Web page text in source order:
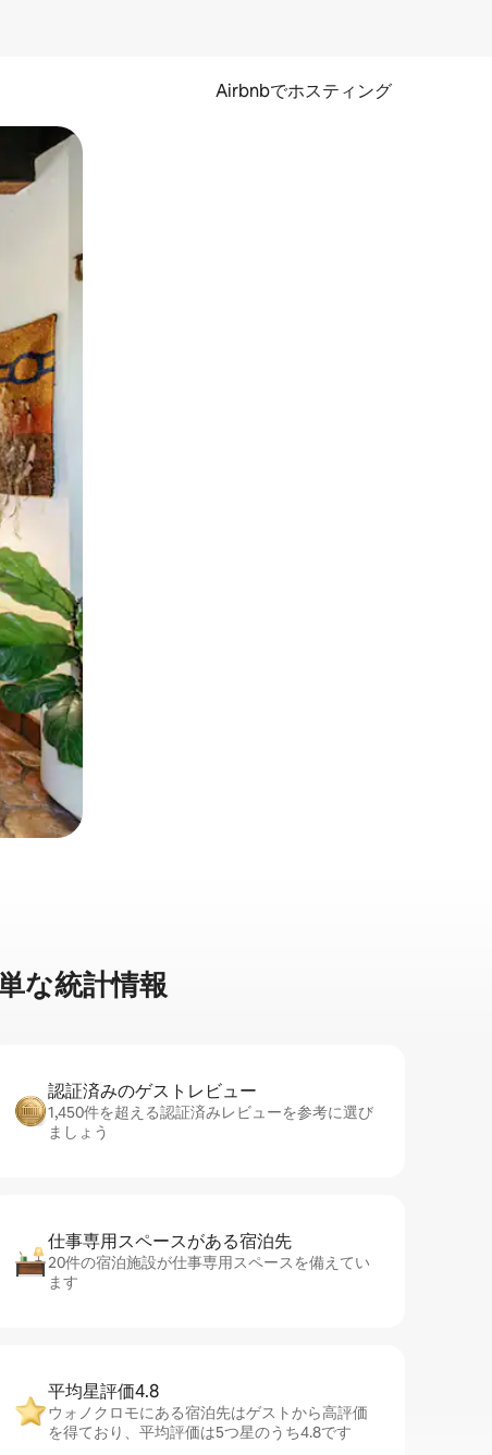
Airbnbでホスティング
できます。
な統⁠計⁠情⁠報
認証済みのゲ⁠ス⁠ト⁠レ⁠ビ⁠ュ⁠ー
1,450件を超える認証済みレビューを参考に選び
ましょう
仕事専用ス⁠ペ⁠ー⁠スがあ⁠る宿⁠泊⁠先
20件の宿泊施設が仕事専用スペースを備えてい
ます
平均星評価4.8
ウォノクロモにある宿泊先はゲストから高評価
を得ており、平均評価は5つ星のうち4.8です